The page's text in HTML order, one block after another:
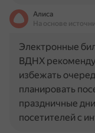
Алиса
На основе
Электронные
ВДНХ
избежать
планировать
праздничные
посетителей с